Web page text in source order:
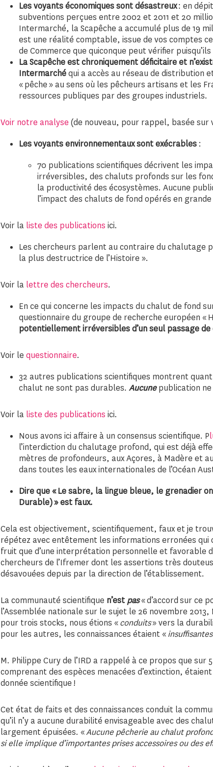
Les voyants économiques sont désastreux: en
subventions perçues entre 2002 et 2011 et 20
Intermarché, la Scapêche a accumulé plus de 19
est une réalité comptable, issue de vos comptes
de Commerce que quiconque peut vérifier
La Scapêche est chroniquement déficitaire et
Intermarchéqui a accès au réseau de distribution
« pêche » au sens où les pêcheurs artisans et les
ressources publiques par des groupes industriels.
Voir notre analyse (de nouveau, pour rappel, basée sur
Les voyants environnementaux sont exécrables :
70 publications scientifiques décrivent les
irréversibles, des chaluts profonds sur les
la productivité des écosystèmes. Aucune
l’impact des chaluts de fond opérés en
Voir la liste des publications ici.
Les chercheurs parlent au contraire du chalutage
la plus destructrice de l’Histoire ».
Voir la lettre des chercheurs.
En ce qui concerne les impacts du chalut de fond
questionnaire du groupe de recherche européen «
potentiellement irréversibles d’un seul passage
Voir le questionnaire.
32 autres publications scientifiques montrent
chalut ne sont pas durables. Aucunepublication
Voir la liste des publications ici.
Nous avons ici affaire à un consensus scientifique. P
l’interdiction du chalutage profond, qui est déjà
mètres de profondeurs, aux Açores, à Madère et
dans toutes les eaux internationales de l’Océan
Dire que « Le sabre, la lingue bleue, le grenadier
Durable) » est faux.
Cela est objectivement, scientifiquement, faux et je
répétez avec entêtement les informations erronées
fruit que d’une interprétation personnelle et favorable
chercheurs de l’Ifremer dont les assertions très
désavouées depuis par la direction de l’établissement.
La communauté scientifique n’est pas« d’accord sur ce
l’Assemblée nationale sur le sujet le 26 novembre
pour trois stocks, nous étions «conduits» vers la
pour les autres, les connaissances étaient «insuffisantes
M. Philippe Cury de l’IRD a rappelé à ce propos que sur
comprenant des espèces menacées d’extinction,
donnée scientifique !
Cet état de faits et des connaissances conduit la
qu’il n’y a aucune durabilité envisageable avec des
largement épuisées. «Aucune pêcherie au chalut
si elle implique d’importantes prises accessoires ou des